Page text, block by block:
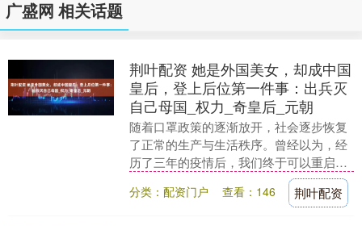
广盛网 相关话题
荆叶配资 她是外国美女，却成中国
皇后，登上后位第一件事：出兵灭
自己母国_权力_奇皇后_元朝
随着口罩政策的逐渐放开，社会逐步恢复
了正常的生产与生活秩序。曾经以为，经
历了三年的疫情后，我们终于可以重启旅
游计划，特别是东亚周边的旅行。然而，
没想到的是，我们....
分类：配资门户 查看：146 荆叶配资